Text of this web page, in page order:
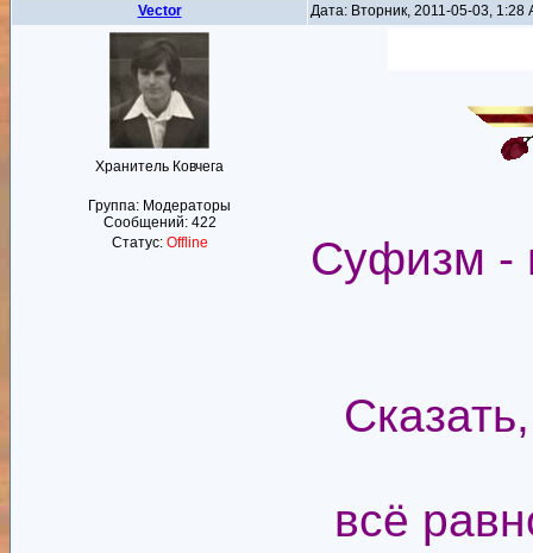
Vector Дата: Вторник, 2011-05-03,
Хранитель Ковчега
Группа: Модераторы
Сообщений: 422
Статус: Offline Суфизм -
всё